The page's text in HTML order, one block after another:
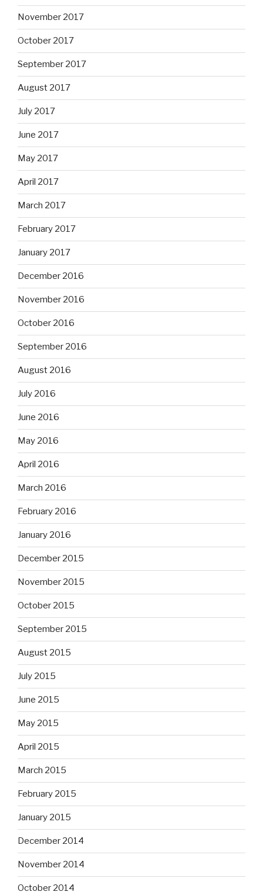
November 2017
October 2017
September 2017
August 2017
July 2017
June 2017
May 2017
April 2017
March 2017
February 2017
January 2017
December 2016
November 2016
October 2016
September 2016
August 2016
July 2016
June 2016
May 2016
April 2016
March 2016
February 2016
January 2016
December 2015
November 2015
October 2015
September 2015
August 2015
July 2015
June 2015
May 2015
April 2015
March 2015
February 2015
January 2015
December 2014
November 2014
October 2014